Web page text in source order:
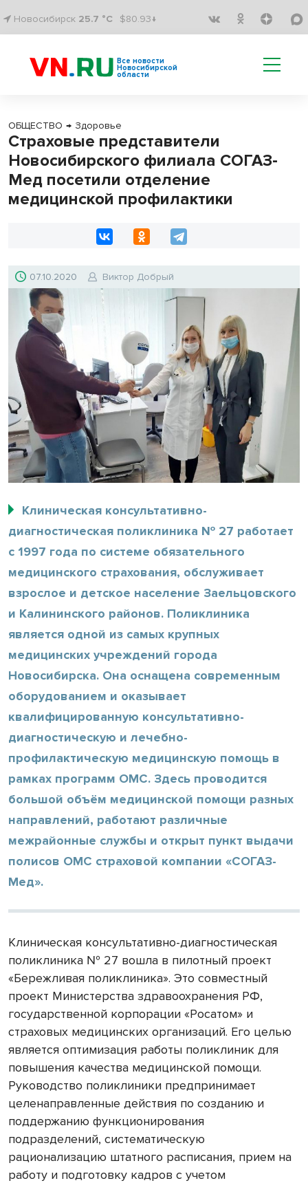
Новосибирск 25.7 °C $80.93↓
Все новости
Новосибирской
области
ОБЩЕСТВО → Здоровье
Страховые представители
Новосибирского филиала СОГАЗ-
Мед посетили отделение
медицинской профилактики
07.10.2020 Виктор Добрый
Клиническая консультативно-
диагностическая поликлиника № 27 работает
с 1997 года по системе обязательного
медицинского страхования, обслуживает
взрослое и детское население Заельцовского
и Калининского районов. Поликлиника
является одной из самых крупных
медицинских учреждений города
Новосибирска. Она оснащена современным
оборудованием и оказывает
квалифицированную консультативно-
диагностическую и лечебно-
профилактическую медицинскую помощь в
рамках программ ОМС. Здесь проводится
большой объём медицинской помощи разных
направлений, работают различные
межрайонные службы и открыт пункт выдачи
полисов ОМС страховой компании «СОГАЗ-
Мед».
Клиническая консультативно-диагностическая
поликлиника № 27 вошла в пилотный проект
«Бережливая поликлиника». Это совместный
проект Министерства здравоохранения РФ,
государственной корпорации «Росатом» и
страховых медицинских организаций. Его целью
является оптимизация работы поликлиник для
повышения качества медицинской помощи.
Руководство поликлиники предпринимает
целенаправленные действия по созданию и
поддержанию функционирования
подразделений, систематическую
рационализацию штатного расписания, прием на
работу и подготовку кадров с учетом